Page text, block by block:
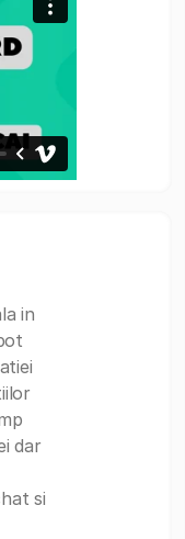
in
dar
si